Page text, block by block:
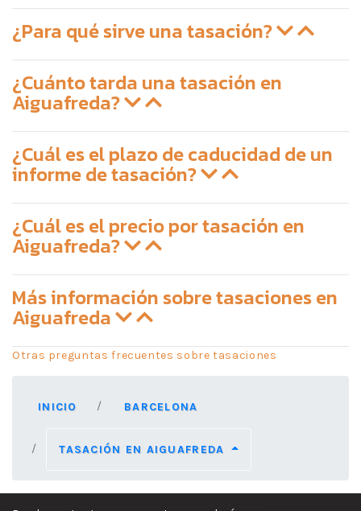
¿Para qué sirve una tasación?
¿Cuánto tarda una tasación en
Aiguafreda?
¿Cuál es el plazo de caducidad de un
informe de tasación?
¿Cuál es el precio por tasación en
Aiguafreda?
Más información sobre tasaciones en
Aiguafreda
Otras preguntas frecuentes sobre tasaciones
INICIO BARCELONA
TASACIÓN EN AIGUAFREDA